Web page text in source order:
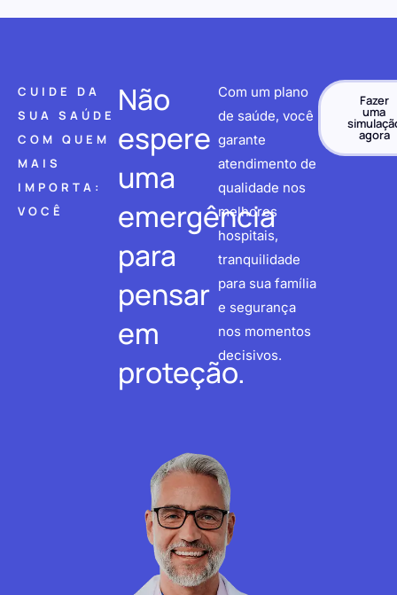
CUIDE DA
SUA SAÚDE
COM QUEM
MAIS
IMPORTA:
VOCÊ
Não
espere
uma
emergência
para
pensar
em
proteção.
Com um plano
de saúde, você
garante
atendimento de
qualidade nos
melhores
hospitais,
tranquilidade
para sua família
e segurança
nos momentos
decisivos.
Fazer
uma
agora